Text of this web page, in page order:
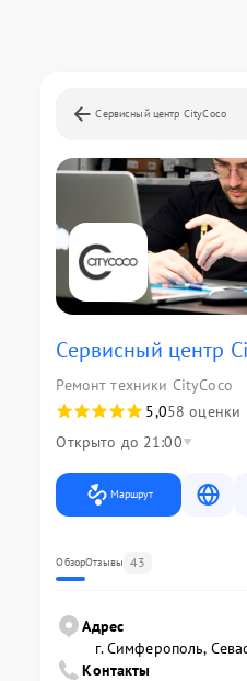
Сервисный центр CityCoco
Сервисный центр
Ремонт техники CityCoco
5,058 оценки
Открыто до 21:00
Маршрут
ОбзорОтзывы 43
Адрес
г. Симферополь,
Контакты